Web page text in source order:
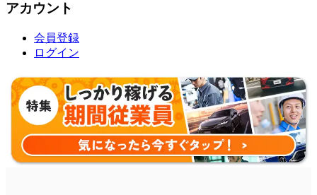
アカウント
会員登録
ログイン